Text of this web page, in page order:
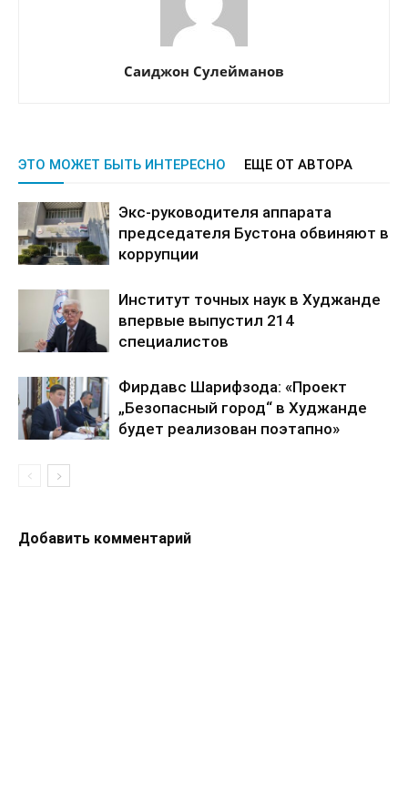
Саиджон Сулейманов
ЭТО МОЖЕТ БЫТЬ ИНТЕРЕСНО ЕЩЕ ОТ АВТОРА
Экс-руководителя аппарата
председателя Бустона обвиняют в
коррупции
Институт точных наук в Худжанде
впервые выпустил 214
специалистов
Фирдавс Шарифзода: «Проект
„Безопасный город“ в Худжанде
будет реализован поэтапно»
Добавить комментарий